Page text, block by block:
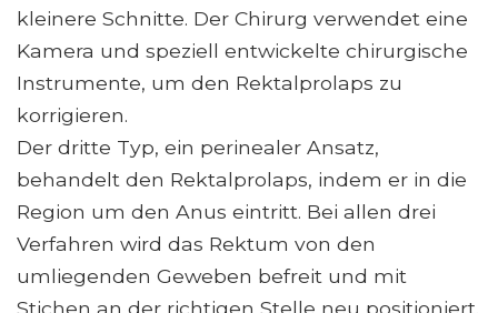
kleinere Schnitte. Der Chirurg verwendet eine
Kamera und speziell entwickelte chirurgische
Instrumente, um den Rektalprolaps zu
korrigieren.
Der dritte Typ, ein perinealer Ansatz,
behandelt den Rektalprolaps, indem er in die
Region um den Anus eintritt. Bei allen drei
Verfahren wird das Rektum von den
umliegenden Geweben befreit und mit